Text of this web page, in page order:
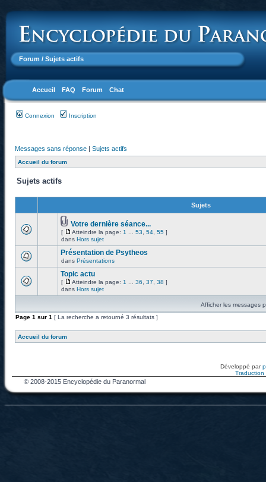
Forum / Sujets actifs
Accueil FAQ Forum Chat
Connexion Inscription
Messages sans réponse | Sujets actifs
Accueil du forum
Sujets actifs
Sujets
Votre dernière séance...
[ Atteindre la page: 1 53 54 55 ]
dans Hors sujet
Présentation de Psytheos
dans Présentations
Topic actu
[ Atteindre la page: 1 36 37 38 ]
dans Hors sujet
Afficher les messages
Page 1 sur 1 [ La recherche a retourné 3 résultats ]
Accueil du forum
Développé par
Traduction
© 2008-2015 Encyclopédie du Paranormal